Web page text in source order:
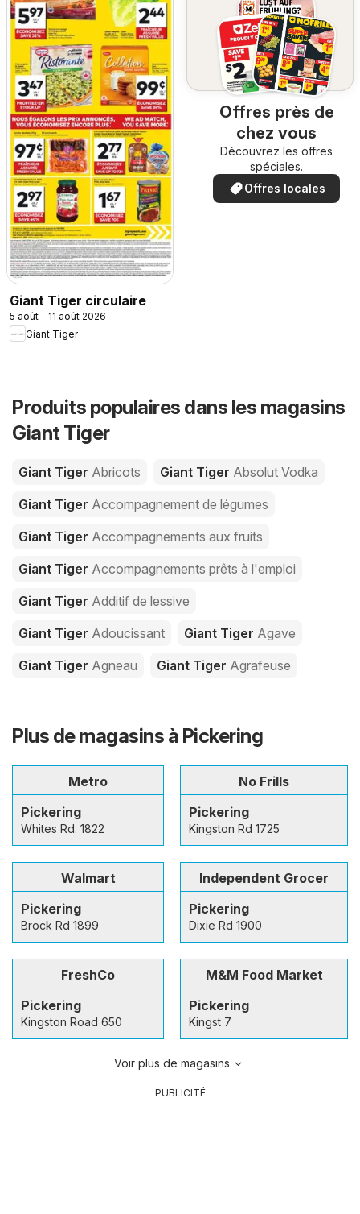
Giant Tiger circulaire
5 août - 11 août 2026
Giant Tiger
Offres près de
chez vous
Découvrez les offres
spéciales.
Offres locales
Produits populaires dans les magasins
Giant Tiger
Giant Tiger Abricots Giant Tiger Absolut Vodka
Giant Tiger Accompagnement de légumes
Giant Tiger Accompagnements aux fruits
Giant Tiger Accompagnements prêts à l'emploi
Giant Tiger Additif de lessive
Giant Tiger Adoucissant Giant Tiger Agave
Giant Tiger Agneau Giant Tiger Agrafeuse
Plus de magasins à Pickering
Metro
Pickering
Whites Rd. 1822
No Frills
Pickering
Kingston Rd 1725
Walmart
Pickering
Brock Rd 1899
Independent Grocer
Pickering
Dixie Rd 1900
FreshCo
Pickering
Kingston Road 650
M&M Food Market
Pickering
Kingst 7
Voir plus de magasins
PUBLICITÉ